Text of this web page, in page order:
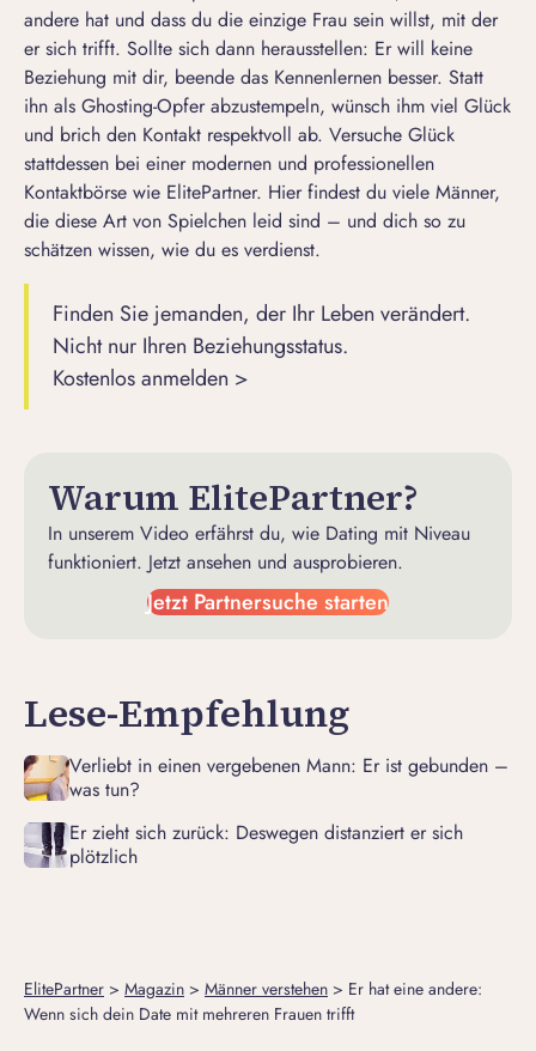
andere hat und dass du die einzige Frau sein willst, mit der
er sich trifft. Sollte sich dann herausstellen: Er will keine
Beziehung mit dir, beende das Kennenlernen besser. Statt
ihn als Ghosting-Opferabzustempeln, wünsch ihm viel Glück
und brich den Kontakt respektvoll ab. Versuche Glück
stattdessen bei einer modernen und professionellen
Kontaktbörse wie ElitePartner. Hier findest du viele Männer,
die diese Art von Spielchen leid sind – und dich so zu
schätzen wissen, wie du es verdienst.
Finden Sie jemanden, der Ihr Leben verändert.
Nicht nur Ihren Beziehungsstatus.
Kostenlos anmelden >
Warum ElitePartner?
In unserem Video erfährst du, wie Dating mit Niveau
funktioniert. Jetzt ansehen und ausprobieren.
Jetzt Partnersuche starten
Lese-Empfehlung
Verliebt in einen vergebenen Mann: Er ist gebunden –
was tun?
Er zieht sich zurück: Deswegen distanziert er sich
plötzlich
ElitePartner > Magazin > Männer verstehen > Er hat eine andere:
Wenn sich dein Date mit mehreren Frauen trifft